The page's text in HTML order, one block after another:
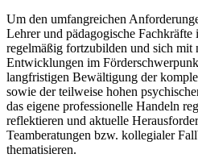
Um den umfangreichen
Lehrer und pädagogische
regelmäßig fortzubilden und sich mit
Entwicklungen im
langfristigen Bewältigung der
sowie der teilweise hohen
das eigene professionelle Handeln
reflektieren und aktuelle
Teamberatungen bzw. kollegialer
thematisieren.